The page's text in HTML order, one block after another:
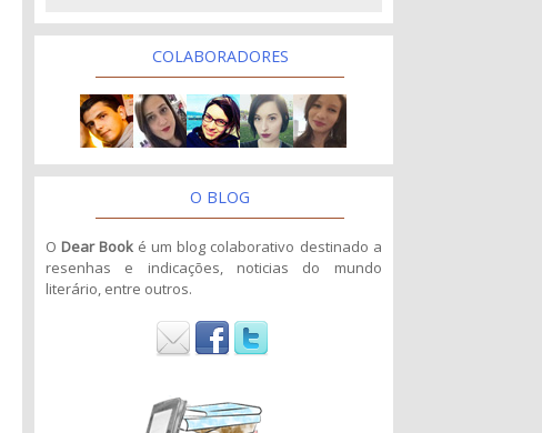
COLABORADORES
O BLOG
O Dear Book é um blog colaborativo destinado a
resenhas e indicações, noticias do mundo
literário, entre outros.